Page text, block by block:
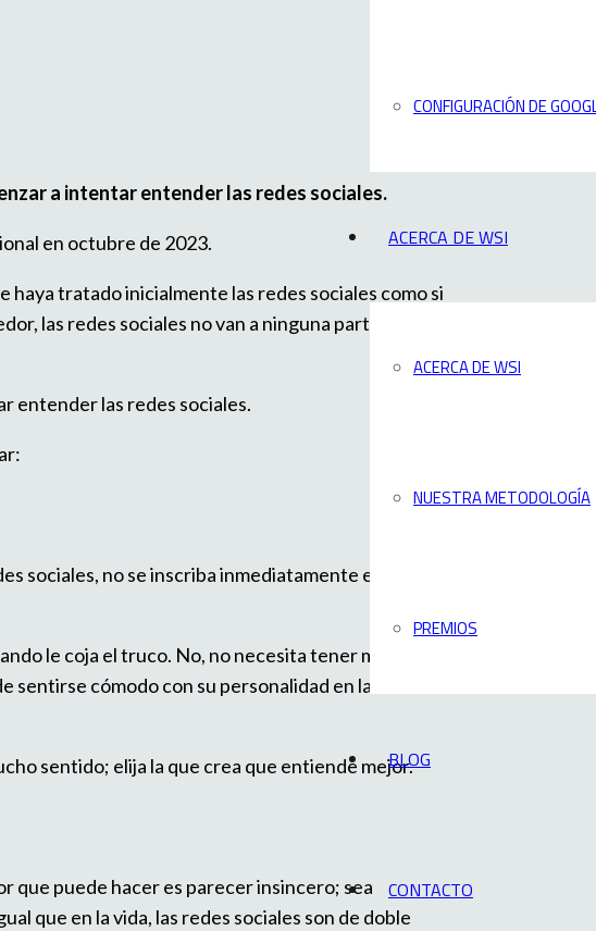
CONFIGURACIÓN DE
ACERCA DE WSI
ACERCA DE WSI
NUESTRA METODOLOGÍA
PREMIOS
BLOG
CONTACTO
a intentar entender las redes sociales.
en octubre de 2023.
haya tratado inicialmente las redes sociales como si
las redes sociales no van a ninguna parte.
entender las redes sociales.
sociales, no se inscriba inmediatamente en cada
le coja el truco. No, no necesita tener miles de
cómodo con su personalidad en las redes
sentido; elija la que crea que entiende mejor.
que puede hacer es parecer insincero; sea
que en la vida, las redes sociales son de doble